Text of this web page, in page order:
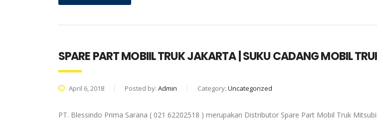
SPARE PART MOBIIL TRUK JAKARTA | SUKU CADANG MOBIL
April 6, 2018 Posted by: Admin Category: Uncategorized
PT. Blessindo Prima Sarana ( 021 62202518 ) merupakan Distributor Spare Part Mobil Truk